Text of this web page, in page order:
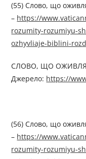
(55) Слово, що
– https://
rozumity-rozumiyu-
ozhyvliaje-biblini-
СЛОВО, ЩО
Джерелo: https://
(56) Слово, що
– https://
rozumity-rozumiyu-